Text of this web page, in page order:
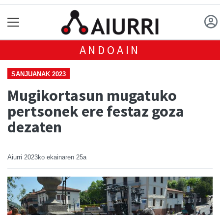
ANDOAIN
SANJUANAK 2023
Mugikortasun mugatuko
pertsonek ere festaz goza
dezaten
Aiurri 2023ko ekainaren 25a